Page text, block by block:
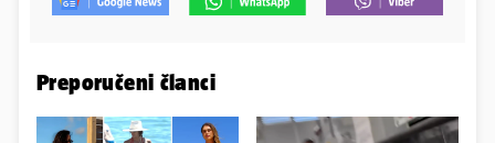
Preporučeni članci